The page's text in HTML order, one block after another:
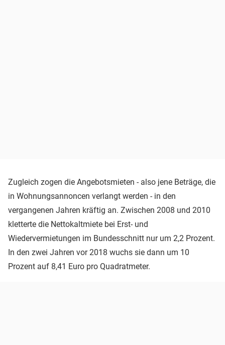
Zugleich zogen die Angebotsmieten - also jene Beträge, die
in Wohnungsannoncen verlangt werden - in den
vergangenen Jahren kräftig an. Zwischen 2008 und 2010
kletterte die Nettokaltmiete bei Erst- und
Wiedervermietungen im Bundesschnitt nur um 2,2 Prozent.
In den zwei Jahren vor 2018 wuchs sie dann um 10
Prozent auf 8,41 Euro pro Quadratmeter.